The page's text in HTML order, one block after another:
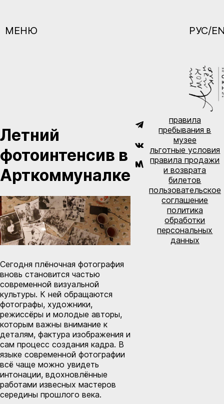
МЕНЮ РУС/
Летний
фотоинтенсив в
Арткоммуналке
Сегодня плёночная фотография
вновь становится частью
современной визуальной
культуры. К ней обращаются
фотографы, художники,
режиссёры и молодые авторы,
которым важны внимание к
деталям, фактура изображения и
сам процесс создания кадра. В
языке современной фотографии
всё чаще можно увидеть
интонации, вдохновлённые
работами извесных мастеров
середины прошлого века.
правила
пребывания в
музее
льготные условия
правила продажи
и возврата
билетов
пользовательское
соглашение
политика
обработки
персональных
данных